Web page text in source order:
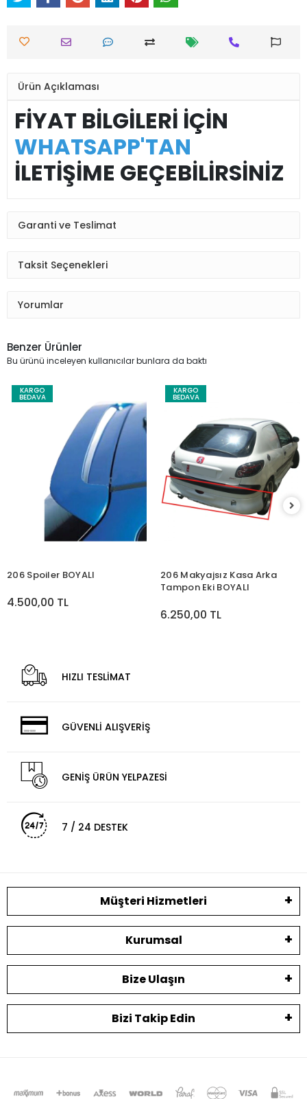
Ürün Açıklaması
FİYAT BİLGİLERİ İÇİN
WHATSAPP'TAN
İLETİŞİME GEÇEBİLİRSİNİZ
Garanti ve Teslimat
Taksit Seçenekleri
Yorumlar
Benzer Ürünler
Bu ürünü inceleyen kullanıcılar bunlara da baktı
KARGO
BEDAVA
206 Spoiler BOYALI
4.500,00 TL
KARGO
BEDAVA
206 Makyajsız Kasa Arka
Tampon Eki BOYALI
6.250,00 TL
HIZLI TESLİMAT
GÜVENLİ ALIŞVERİŞ
GENİŞ ÜRÜN YELPAZESİ
7 / 24 DESTEK
Müşteri Hizmetleri
Kurumsal
Bize Ulaşın
Bizi Takip Edin